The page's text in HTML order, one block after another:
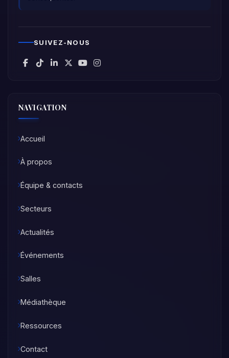
SUIVEZ-NOUS
NAVIGATION
Accueil
À propos
Équipe & contacts
Secteurs
Actualités
Événements
Salles
Médiathèque
Ressources
Contact